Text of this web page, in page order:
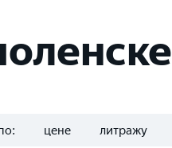
цене литражу